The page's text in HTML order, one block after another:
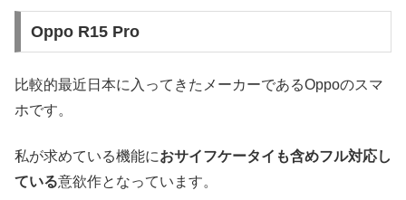
Oppo R15 Pro
比較的最近日本に入ってきたメーカーであるOppoのスマ
ホです。
私が求めている機能におサイフケータイも含めフル対応し
ている意欲作となっています。